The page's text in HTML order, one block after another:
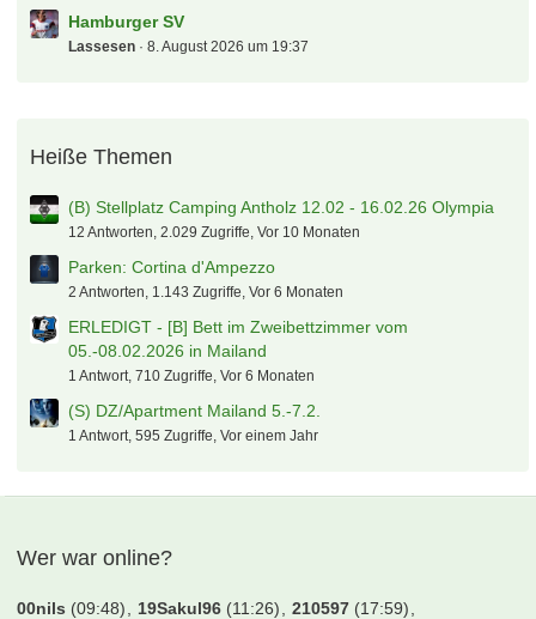
Hamburger SV
Lassesen 8. August 2026 um 19:37
Heiße Themen
(B) Stellplatz Camping Antholz 12.02 - 16.02.26 Olympia
12 Antworten, 2.029 Zugriffe, Vor 10 Monaten
Parken: Cortina d'Ampezzo
2 Antworten, 1.143 Zugriffe, Vor 6 Monaten
ERLEDIGT - [B] Bett im Zweibettzimmer vom
05.-08.02.2026 in Mailand
1 Antwort, 710 Zugriffe, Vor 6 Monaten
(S) DZ/Apartment Mailand 5.-7.2.
1 Antwort, 595 Zugriffe, Vor einem Jahr
Wer war online?
00nils (09:48) 19Sakul96 (11:26) 210597 (17:59)